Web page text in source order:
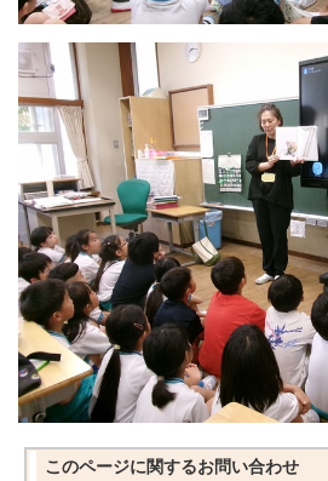
このページに関するお問い合わせ